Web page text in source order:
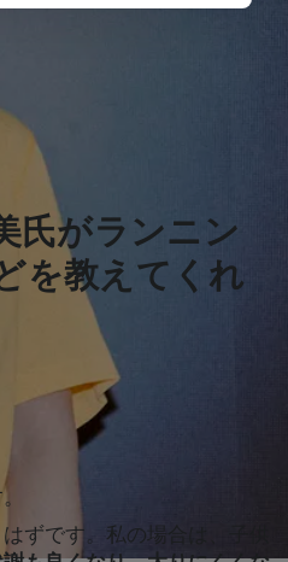
美氏がランニン
を教えてくれ
ずです。私の場合は、子供